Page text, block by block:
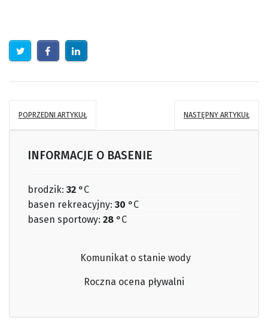
POPRZEDNI ARTYKUŁ NASTĘPNY ARTYKUŁ
INFORMACJE O BASENIE
brodzik: 32 °C
basen rekreacyjny: 30 °C
basen sportowy: 28 °C
Komunikat o stanie wody
Roczna ocena pływalni